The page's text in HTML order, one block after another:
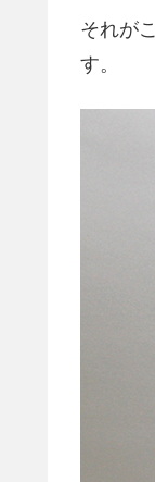
それが
す。